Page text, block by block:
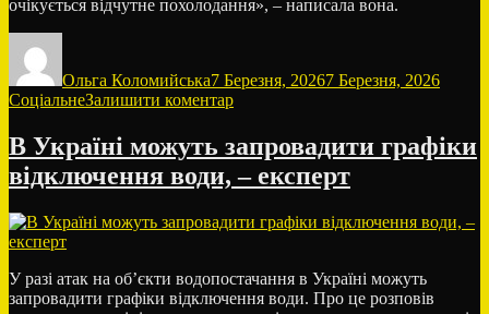
очікується відчутне похолодання», – написала вона.
Ольга Коломийська7 Березня, 20267 Березня, 2026
СоціальнеЗалишити коментардо
Синоптикиня
Діденко
про
різке
в
Україні
В Україні можуть запровадити графіки
відключення води, – експерт
У разі атак на об’єкти водопостачання в Україні можуть
запровадити графіки відключення води. Про це розповів